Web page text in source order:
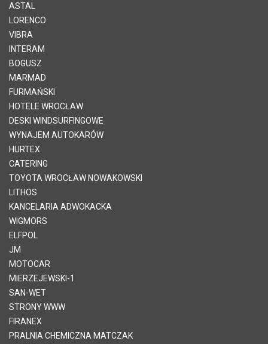
ASTAL
LORENCO
VIBRA
INTERAM
BOGUSZ
MARMAD
FURMAŃSKI
HOTELE WROCŁAW
DESKI WINDSURFINGOWE
WYNAJEM AUTOKARÓW
HURTEX
CATERING
TOYOTA WROCŁAW NOWAKOWSKI
LITHOS
KANCELARIA ADWOKACKA
WIGMORS
ELFPOL
JM
MOTOCAR
MIERZEJEWSKI-1
SAN-WET
STRONY WWW
FIRANEX
PRALNIA CHEMICZNA MATCZAK